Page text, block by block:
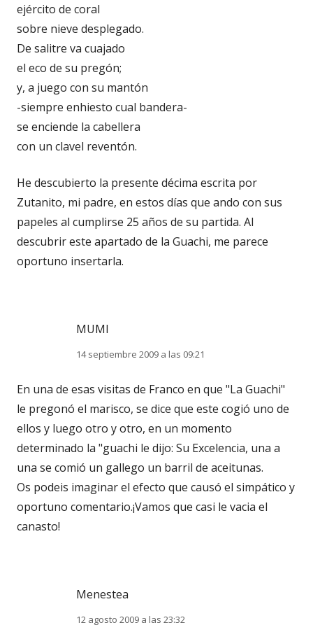
ejército de coral
sobre nieve desplegado.
De salitre va cuajado
el eco de su pregón;
y, a juego con su mantón
-siempre enhiesto cual bandera-
se enciende la cabellera
con un clavel reventón.
He descubierto la presente décima escrita por
Zutanito, mi padre, en estos días que ando con sus
papeles al cumplirse 25 años de su partida. Al
descubrir este apartado de la Guachi, me parece
oportuno insertarla.
MUMI
14 septiembre 2009 a las 09:21
En una de esas visitas de Franco en que "La Guachi"
le pregonó el marisco, se dice que este cogió uno de
ellos y luego otro y otro, en un momento
determinado la "guachi le dijo: Su Excelencia, una a
una se comió un gallego un barril de aceitunas.
Os podeis imaginar el efecto que causó el simpático y
oportuno comentario.¡Vamos que casi le vacia el
canasto!
Menestea
12 agosto 2009 a las 23:32